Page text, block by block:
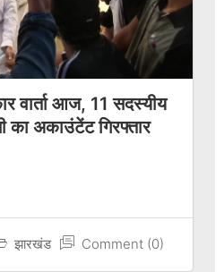
वार्ता आज, 11 सदस्यीय
का अकाउंटेंट गिरफ्तार
झारखंड Comment (0)